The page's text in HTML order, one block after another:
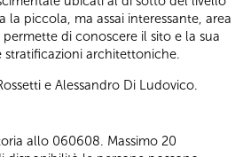
la piccola, ma assai interessante, area
di conoscere il sito e la sua
stratificazioni architettoniche.
e Alessandro Di Ludovico.
allo 060608. Massimo 20